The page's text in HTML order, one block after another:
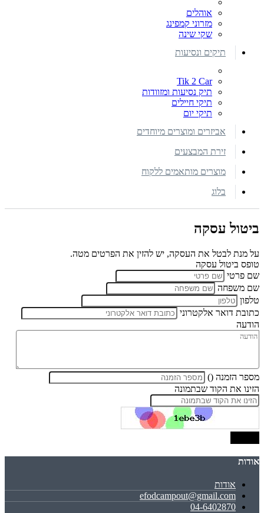
אוהלים
מזרוני קמפינג
שקי שינה
תיקים ונסיעות
Tik 2 Car
תיק נסיעות ומזוודות
תיקי חיילים
תיקי יום
אביזרים ומוצרים מיוחדים
זירת המבצעים
מוצרים מותאמים ללקוח
בלוג
ביטול עסקה
על מנת לבטל את העסקה, יש להזין את הפרטים מטה.
טופס ביטול עסקה
שם פרטי
שם משפחה
טלפון
כתובת דואר אלקטרוני
הודעה
מספר הזמנה ()
הזינו את הקוד שבתמונה
אודות
אודות
efodcampout@gmail.com
04-6402870